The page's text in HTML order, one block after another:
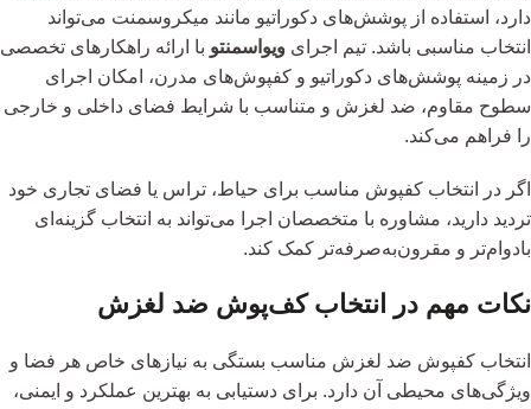
دارد، استفاده از پوشش‌های دکوراتیو مانند میکروسمنت می‌تواند
انتخاب مناسبی باشد. تیم اجرای ویواسمنتو با ارائه راهکارهای تخصصی
در زمینه پوشش‌های دکوراتیو و کفپوش‌های مدرن، امکان اجرای
سطوح مقاوم، ضد لغزش و متناسب با شرایط فضای داخلی و خارجی
را فراهم می‌کند.
اگر در انتخاب کفپوش مناسب برای حیاط، تراس یا فضای تجاری خود
تردید دارید، مشاوره با متخصصان اجرا می‌تواند به انتخاب گزینه‌ای
بادوام‌تر و مقرون‌به‌صرفه‌تر کمک کند.
نکات مهم در انتخاب کف‌پوش ضد لغزش
انتخاب کفپوش ضد لغزش مناسب بستگی به نیازهای خاص هر فضا و
ویژگی‌های محیطی آن دارد. برای دستیابی به بهترین عملکرد و ایمنی،